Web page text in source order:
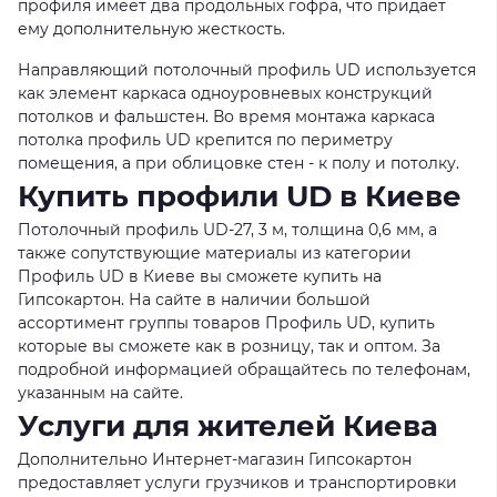
профиля имеет два продольных гофра, что придает
ему дополнительную жесткость.
Направляющий потолочный профиль UD используется
как элемент каркаса одноуровневых конструкций
потолков и фальшстен. Во время монтажа каркаса
потолка профиль UD крепится по периметру
помещения, а при облицовке стен - к полу и потолку.
Купить профили UD в Киеве
Потолочный профиль UD-27, 3 м, толщина 0,6 мм, а
также сопутствующие материалы из категории
Профиль UD в Киеве вы сможете купить на
Гипсокартон. На сайте в наличии большой
ассортимент группы товаров Профиль UD, купить
которые вы сможете как в розницу, так и оптом. За
подробной информацией обращайтесь по телефонам,
указанным на сайте.
Услуги для жителей Киева
Дополнительно Интернет-магазин Гипсокартон
предоставляет услуги грузчиков и транспортировки